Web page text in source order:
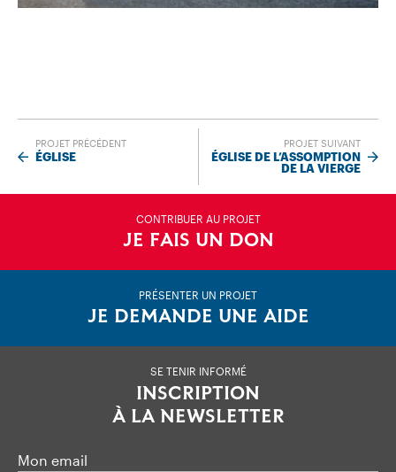
PROJET PRÉCÉDENT
ÉGLISE
PROJET SUIVANT
ÉGLISE DE L’ASSOMPTION
DE LA VIERGE
CONTRIBUER AU PROJET
JE FAIS UN DON
PRÉSENTER UN PROJET
JE DEMANDE UNE AIDE
SE TENIR INFORMÉ
INSCRIPTION
À LA NEWSLETTER
Mon email